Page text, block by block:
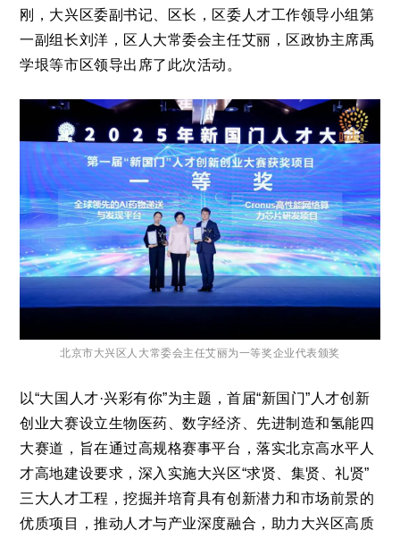
刚，大兴区委副书记、区长，区委人才工作领导小组第
一副组长刘洋，区人大常委会主任艾丽，区政协主席禹
学垠等市区领导出席了此次活动。
北京市大兴区人大常委会主任艾丽为一等奖企业代表颁奖
以“大国人才·兴彩有你”为主题，首届“新国门”人才创新
创业大赛设立生物医药、数字经济、先进制造和氢能四
大赛道，旨在通过高规格赛事平台，落实北京高水平人
才高地建设要求，深入实施大兴区“求贤、集贤、礼贤”
三大人才工程，挖掘并培育具有创新潜力和市场前景的
优质项目，推动人才与产业深度融合，助力大兴区高质